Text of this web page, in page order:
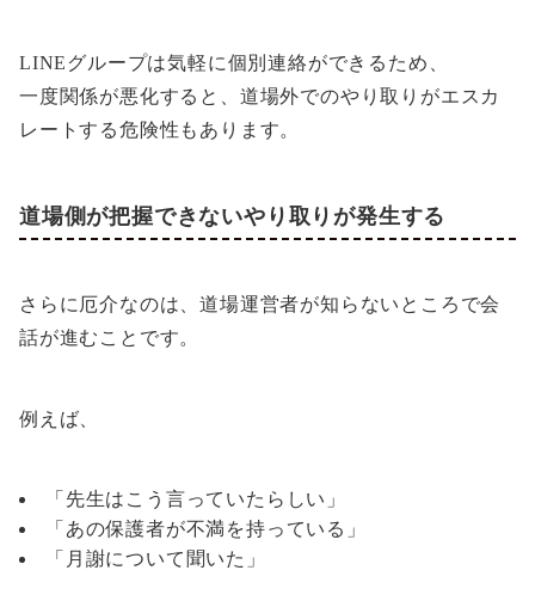
LINEグループは気軽に個別連絡ができるため、
一度関係が悪化すると、道場外でのやり取りがエスカ
レートする危険性もあります。
道場側が把握できないやり取りが発生する
さらに厄介なのは、道場運営者が知らないところで会
話が進むことです。
例えば、
「先生はこう言っていたらしい」
「あの保護者が不満を持っている」
「月謝について聞いた」